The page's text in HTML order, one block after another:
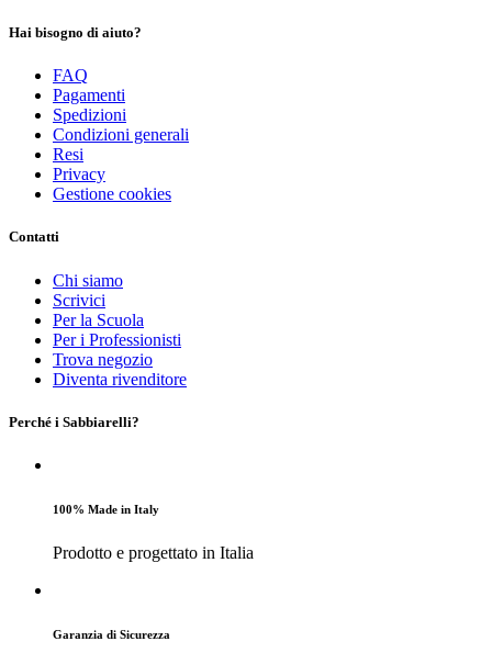
Hai bisogno di aiuto?
FAQ
Pagamenti
Spedizioni
Condizioni generali
Resi
Privacy
Gestione cookies
Contatti
Chi siamo
Scrivici
Per la Scuola
Per i Professionisti
Trova negozio
Diventa rivenditore
Perché i Sabbiarelli?
100% Made in Italy
Prodotto e progettato in Italia
Garanzia di Sicurezza